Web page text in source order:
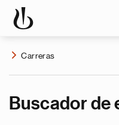
Carreras
Buscador de